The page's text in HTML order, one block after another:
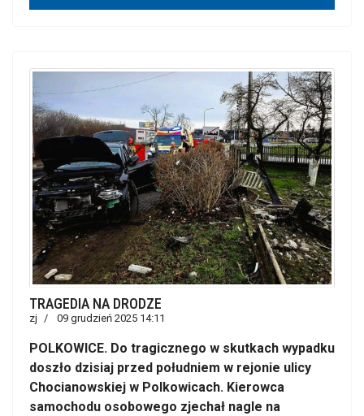
TRAGEDIA NA DRODZE
zj 09 grudzień 2025 14:11
POLKOWICE. Do tragicznego w skutkach wypadku
doszło dzisiaj przed południem w rejonie ulicy
Chocianowskiej w Polkowicach. Kierowca
samochodu osobowego zjechał nagle na